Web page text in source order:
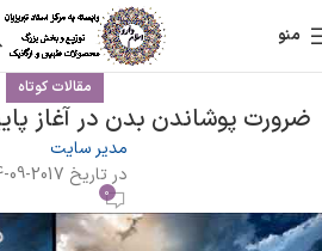
منو
مقالات کوتاه
ضرورت پوشاندن بدن در آغاز
مدیر سایت
در تاریخ 2017-09-24
0